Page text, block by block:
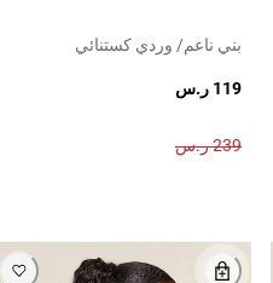
بني ناعم/ وردي كستنائي
119 ر.س
239 ر.س